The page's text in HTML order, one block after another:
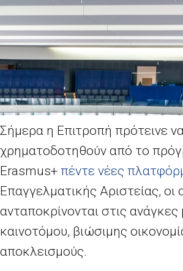
Σήμερα η Επιτροπή πρότεινε
χρηματοδοτηθούν από το
Erasmus+ πέντε νέες
Επαγγελματικής Αριστείας, οι
ανταποκρίνονται στις ανάγκες
καινοτόμου, βιώσιμης
αποκλεισμούς.